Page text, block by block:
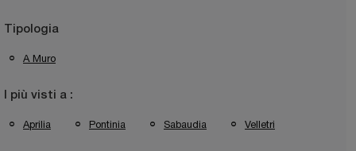
Tipologia
A Muro
I più visti a :
Aprilia Pontinia Sabaudia Velletri